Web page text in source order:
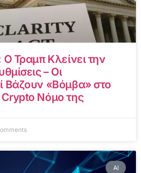
Τραμπ Κλείνει την
– Οι
Βάζουν «Βόμβα» στο
Νόμο της
AI